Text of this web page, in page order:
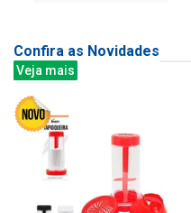
Confira as Novidades
Veja mais